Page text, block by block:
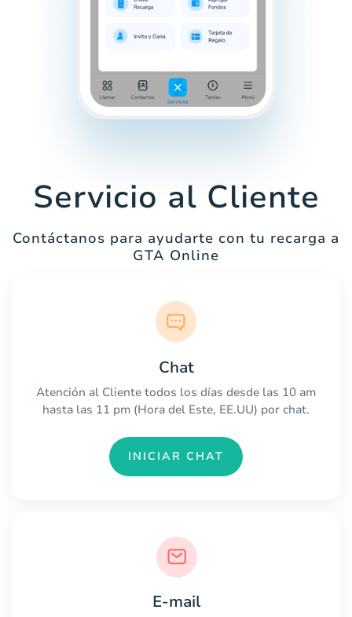
Servicio al Cliente
Contáctanos para ayudarte con tu recarga a
GTA Online
Chat
Atención al Cliente todos los días desde las 10 am
hasta las 11 pm (Hora del Este, EE.UU) por chat.
INICIAR CHAT
E-mail